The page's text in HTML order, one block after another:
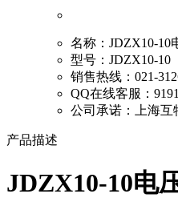
名称： JDZX10-10
型号： JDZX10-10
销售热线： 021-
QQ在线客服：
公司承诺：
上海
产品描述
JDZX10-10电